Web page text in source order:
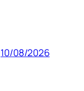
10/08/2026